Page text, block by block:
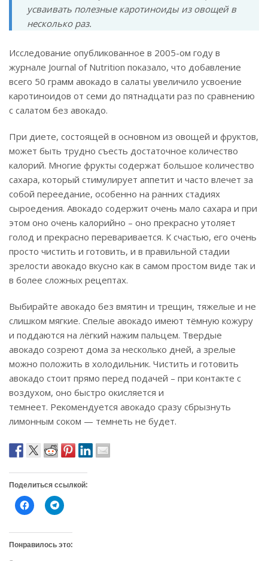
усваивать полезные каротиноиды из овощей в
несколько раз.
Исследование опубликованное в 2005-ом году в
журнале Journal of Nutrition показало, что добавление
всего 50 грамм авокадо в салаты увеличило усвоение
каротиноидов от семи до пятнадцати раз по сравнению
с салатом без авокадо.
При диете, состоящей в основном из овощей и фруктов,
может быть трудно съесть достаточное количество
калорий. Многие фрукты содержат большое количество
сахара, который стимулирует аппетит и часто влечет за
собой переедание, особенно на ранних стадиях
сыроедения. Авокадо содержит очень мало сахара и при
этом оно очень калорийно – оно прекрасно утоляет
голод и прекрасно переваривается. К счастью, его очень
просто чистить и готовить, и в правильной стадии
зрелости авокадо вкусно как в самом простом виде так и
в более сложных рецептах.
Выбирайте авокадо без вмятин и трещин, тяжелые и не
слишком мягкие. Спелые авокадо имеют тёмную кожуру
и поддаются на лёгкий нажим пальцем. Твердые
авокадо созреют дома за несколько дней, а зрелые
можно положить в холодильник. Чистить и готовить
авокадо стоит прямо перед подачей – при контакте с
воздухом, оно быстро окисляется и
темнеет. Рекомендуется авокадо сразу сбрызнуть
лимонным соком — темнеть не будет.
Поделиться ссылкой:
Н
а
и
т
е
Н
а
и
т
е
Понравилось это: